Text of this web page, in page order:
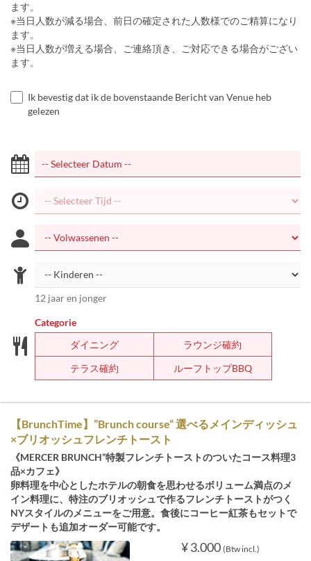
ます。
※当日人数が減る場合、前日の確定された人数様でのご精算になり
ます。
※当日人数が増える場合、ご連絡頂き、ご対応できる場合がござい
ます。
Ik bevestig dat ik de bovenstaande Bericht van Venue heb
gelezen
12 jaar en jonger
Categorie
ダイニング
ラウンジ確約
テラス確約
ルーフトップBBQ
【BrunchTime】”Brunch course“ 選べるメインディッシュ
×ブリオッシュフレンチトースト
《MERCER BRUNCH”特製フレンチトーストのついたコース料理3
品×カフェ》
卵料理を中心としたホテルの朝食を思わせるボリューム満点のメ
イン料理に、特注のブリオッシュで作るフレンチトーストがつく
NYスタイルのメニューをご用意。食後にコーヒー紅茶もセットで
デザートも追加オーダー可能です。
¥ 3.000 (Btw incl.)